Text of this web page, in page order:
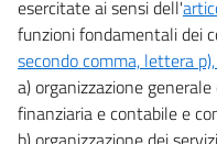
Finalizzazione dei
di
21
22
23
esercitate ai sensi dell'
funzioni fondamentali dei
secondo comma, lettera
a) organizzazione
finanziaria e contabile e